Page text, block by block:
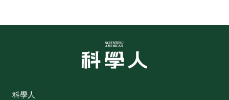
科學人